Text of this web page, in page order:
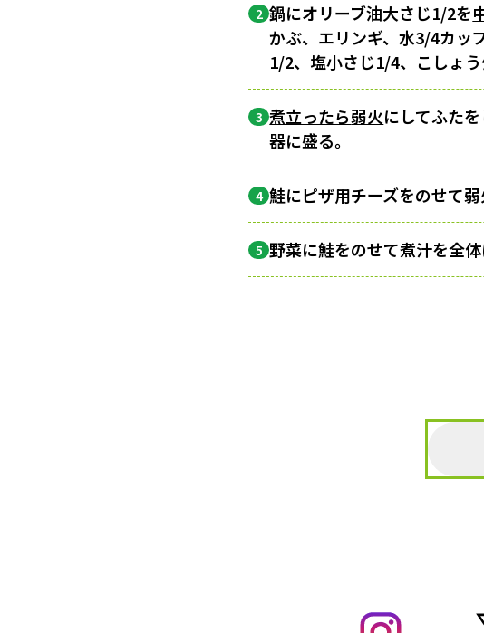
2 鍋にオリーブ油大さじ1/2を
かぶ、エリンギ、水3/4カッ
1/2、塩小さじ1/4、こしょう
3 煮立ったら弱火にしてふた
器に盛る。
4 鮭にピザ用チーズをのせて
5 野菜に鮭をのせて煮汁を全体